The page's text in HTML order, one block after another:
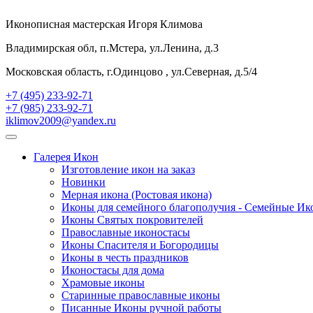
Иконописная мастерская Игоря Климова
Владимирская обл, п.Мстера, ул.Ленина, д.3
Московская область, г.Одинцово , ул.Северная, д.5/4
+7 (495) 233-92-71
+7 (985) 233-92-71
iklimov2009@yandex.ru
Галерея Икон
Изготовление икон на заказ
Новинки
Мерная икона (Ростовая икона)
Иконы для семейного благополучия - Семейные
Иконы Святых покровителей
Православные иконостасы
Иконы Спасителя и Богородицы
Иконы в честь праздников
Иконостасы для дома
Храмовые иконы
Старинные православные иконы
Писанные Иконы ручной работы